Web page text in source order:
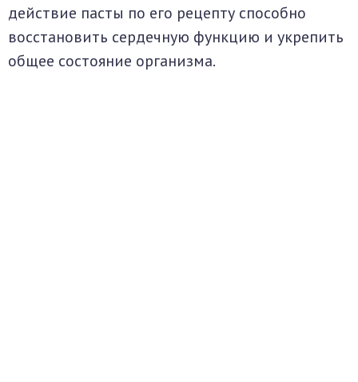
действие пасты по его рецепту способно
восстановить сердечную функцию и укрепить
общее состояние организма.